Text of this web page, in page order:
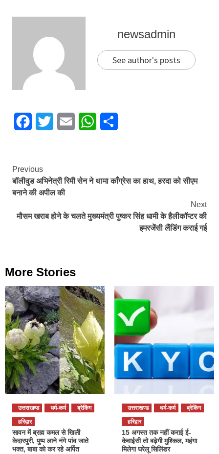
newsadmin
See author's posts
FacebookTwitter Email WhatsApp
Continue
Reading
Previous
बॉलीवुड अभिनेत्री रिमी सेन ने थामा काँग्रेस का हाथ, हरदा को सीएम
बनाने की अपील की
Next
मौसम खराब होने के चलते मुख्यमंत्री पुष्कर सिंह धामी के हैलीकॉप्टर की
इमरजेंसी लैंडिंग कराई गई
More Stories
उत्तराखण्ड धर्म-कर्म
ब्रेकिंग
हरिद्वार
सावन में ब्रह्म कमल से खिली
केदारपुरी, पुष्प लाने नंगे पांव जाते
भक्त, बाबा को कर रहे अर्पित
उत्तराखण्ड धर्म-कर्म
ब्रेकिंग
हरिद्वार
15 अगस्त तक नहीं कराई ई-
केवाईसी तो बढ़ेगी मुश्किल, महंगा
मिलेगा घरेलू सिलिंडर